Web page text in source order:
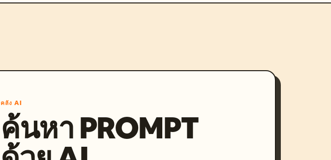
คลัง AI
ค้นหา PROMPT